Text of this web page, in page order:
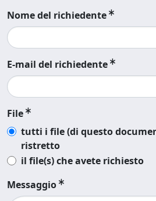
Nome del richiedente
E-mail del richiedente
File
tutti i file (di questo
ristretto
il file(s) che avete richiesto
Messaggio